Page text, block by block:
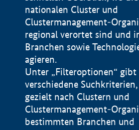
nationalen Cluster und
Clustermanagement-
regional verortet sind und
Branchen sowie
agieren.
Unter „Filteroptionen“ gibt
verschiedene Suchkriterien,
gezielt nach Clustern und
Clustermanagement-
bestimmten Branchen und
Impressum
Datenschutzerklärung
BMWE, 2026 ©
100 km © Geobasis-DE / BKG 2015